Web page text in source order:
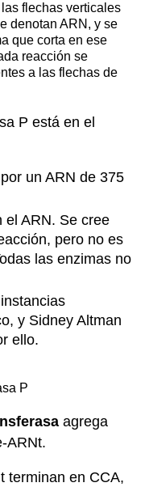
flechas verticales
denotan ARN, y se
que corta en ese
reacción se
a las flechas de
P está en el
un ARN de 375
el ARN. Se cree
pero no es
las enzimas no
y Sidney Altman
ello.
P
agrega
ARNt.
terminan en CCA,